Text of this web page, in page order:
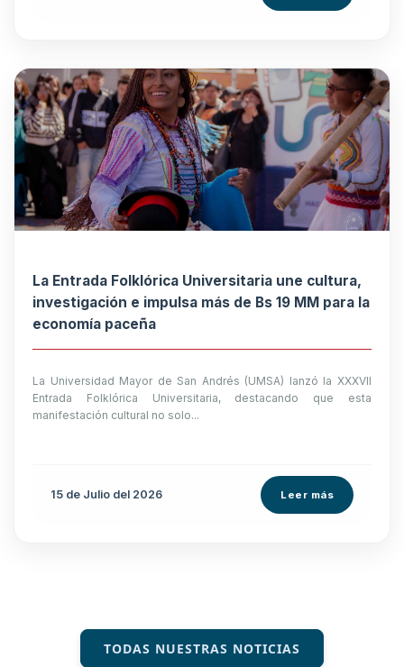
La Entrada Folklórica Universitaria une cultura,
investigación e impulsa más de Bs 19 MM para la
economía paceña
La Universidad Mayor de San Andrés (UMSA) lanzó la XXXVII
Entrada Folklórica Universitaria, destacando que esta
manifestación cultural no solo...
15 de Julio del 2026 Leer más
TODAS NUESTRAS NOTICIAS